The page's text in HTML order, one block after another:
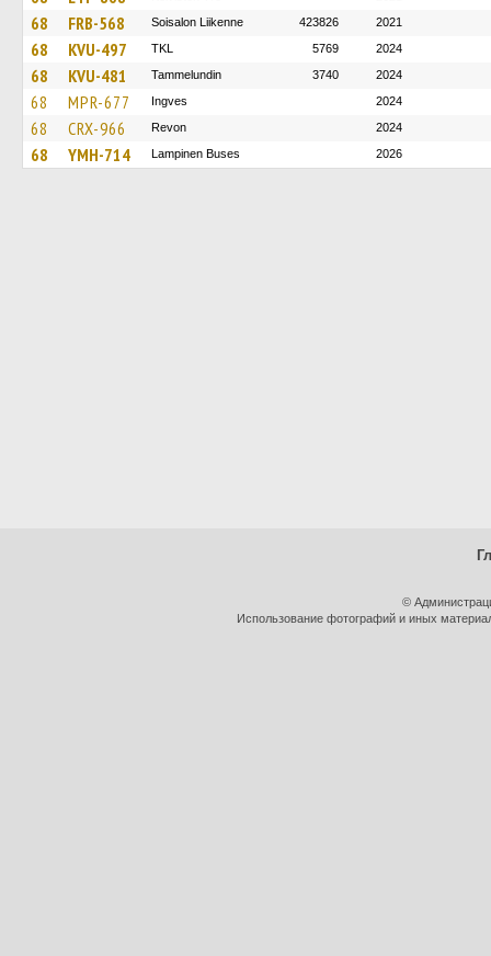
68 FRB-568 Soisalon Liikenne 423826 2021
68 KVU-497 TKL 5769 2024
68 KVU-481 Tammelundin 3740 2024
68 MPR-677 Ingves 2024
68 CRX-966 Revon 2024
68 YMH-714 Lampinen Buses 2026
©
Использование фотографий и иных